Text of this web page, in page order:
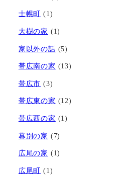
士幌町 (1)
大樹の家 (1)
家以外の話 (5)
帯広南の家 (13)
帯広市 (3)
帯広東の家 (12)
帯広西の家 (1)
幕別の家 (7)
広尾の家 (1)
広尾町 (1)